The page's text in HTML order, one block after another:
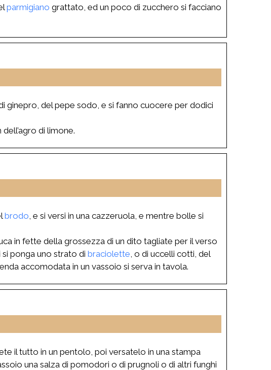
parmigiano grattato, ed un poco di zucchero si facciano
ginepro, del pepe sodo, e si fanno cuocere per dodici
di limone.
brodo , e si versi in una cazzeruola, e mentre bolle si
in fette della grossezza di un dito tagliate per il verso
ponga uno strato di braciolette , o di uccelli cotti, del
accomodata in un vassoio si serva in tavola.
il tutto in un pentolo, poi versatelo in una stampa
una salza di pomodori o di prugnoli o di altri funghi